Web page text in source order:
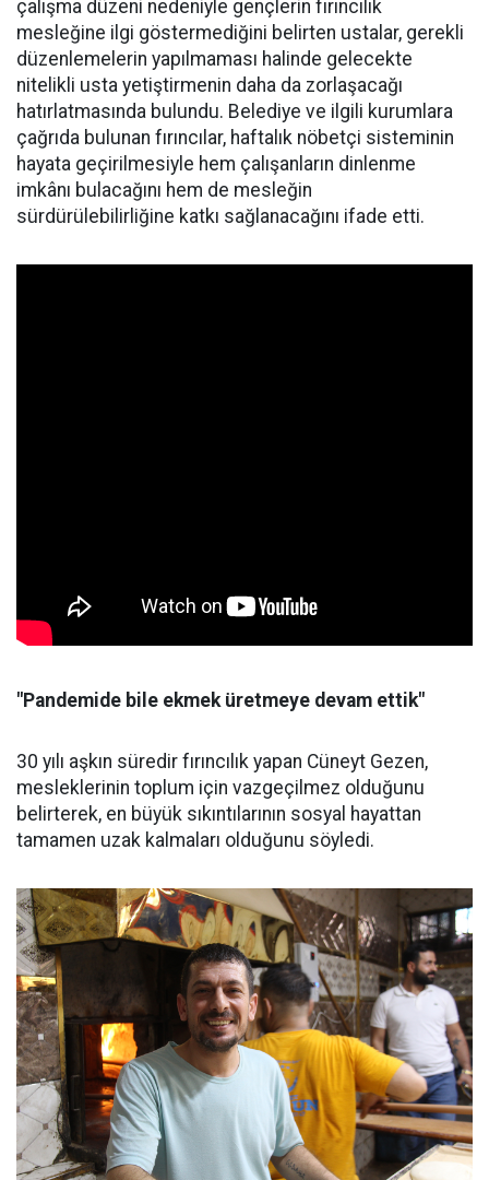
çalışma düzeni nedeniyle gençlerin fırıncılık
mesleğine ilgi göstermediğini belirten ustalar, gerekli
düzenlemelerin yapılmaması halinde gelecekte
nitelikli usta yetiştirmenin daha da zorlaşacağı
hatırlatmasında bulundu. Belediye ve ilgili kurumlara
çağrıda bulunan fırıncılar, haftalık nöbetçi sisteminin
hayata geçirilmesiyle hem çalışanların dinlenme
imkânı bulacağını hem de mesleğin
sürdürülebilirliğine katkı sağlanacağını ifade etti.
"Pandemide bile ekmek üretmeye devam ettik"
30 yılı aşkın süredir fırıncılık yapan Cüneyt Gezen,
mesleklerinin toplum için vazgeçilmez olduğunu
belirterek, en büyük sıkıntılarının sosyal hayattan
tamamen uzak kalmaları olduğunu söyledi.